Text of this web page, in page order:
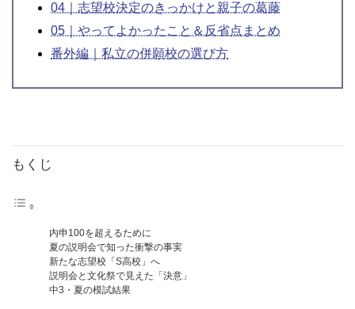
04｜志望校決定のきっかけと親子の葛藤
05｜やってよかったこと＆反省点まとめ
番外編｜私立の併願校の選び方
もくじ
内申100を超えるために
夏の説明会で知った衝撃の事実
新たな志望校「S高校」へ
説明会と文化祭で見えた「決意」
中3・夏の模試結果